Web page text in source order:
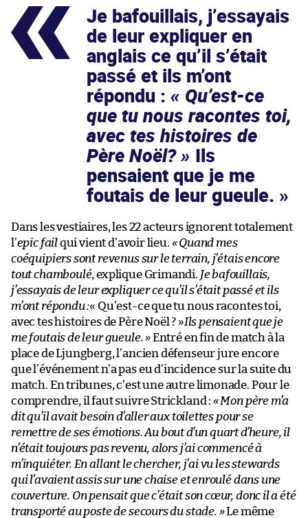
Je bafouillais, j’essayais
de leur expliquer en
anglais ce qu’il s’était
passé et ils m’ont
répondu : « Qu’est-ce
que tu nous racontes toi,
avec tes histoires de
Père Noël? » Ils
pensaient que je me
foutais de leur gueule.
Dans les vestiaires, les 22 acteurs ignorent totalement
l’epic failqui vient d’avoir lieu. « Quand mes
coéquipiers sont revenus sur le terrain, j’étais encore
tout chamboulé, explique Grimandi. Je bafouillais,
j’essayais de leur expliquer ce qu’il s’était passé et ils
m’ont répondu :« Qu’est-ce que tu nous racontes toi,
avec tes histoires de Père Noël ? »Ils pensaient que je
me foutais de leur gueule. »Entré en fin de match à la
place de Ljungberg, l’ancien défenseur jure encore
que l’événement n’a pas eu d’incidence sur la suite du
match. En tribunes, c’est une autre limonade. Pour le
comprendre, il faut suivre Strickland : « Mon père m’a
dit qu’il avait besoin d’aller aux toilettes pour se
remettre de ses émotions. Au bout d’un quart d’heure, il
n’était toujours pas revenu, alors j’ai commencé à
m’inquiéter. En allant le chercher, j’ai vu les stewards
qui l’avaient assis sur une chaise et enroulé dans une
couverture. On pensait que c’était son cœur, donc il a été
transporté au poste de secours du stade. »Le même